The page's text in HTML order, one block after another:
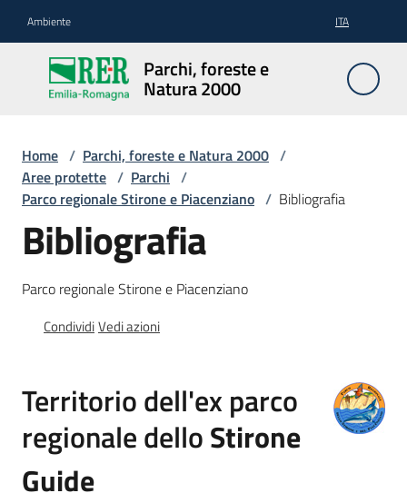
Ambiente ITA
Parchi, foreste e
Natura 2000
Parchi,
foreste
e
2000
Aree
Protette
Rete
Foreste
Home / Parchi, foreste e Natura 2000 /
Aree protette / Parchi /
Parco regionale Stirone e Piacenziano / Bibliografia
Bibliografia
Parco regionale Stirone e Piacenziano
CondividiVedi azioni
Territorio dell'ex parco
regionale delloStirone
Guide